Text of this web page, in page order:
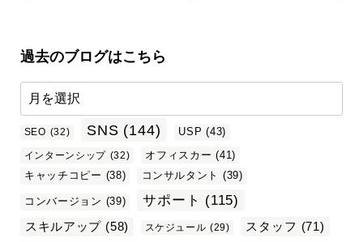
過去のブログはこちら
SEO (32) SNS (144) USP (43)
インターンシップ (32) オフィスカー (41)
キャッチコピー (38) コンサルタント (39)
コンバージョン (39) サポート (115)
スキルアップ (58) スケジュール (29) スタッフ (71)